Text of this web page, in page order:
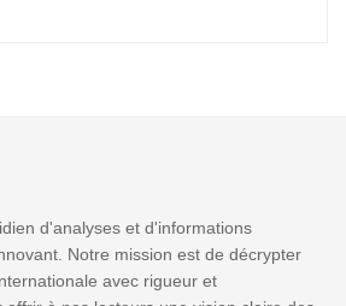
d'analyses et d'informations
Notre mission est de décrypter
avec rigueur et